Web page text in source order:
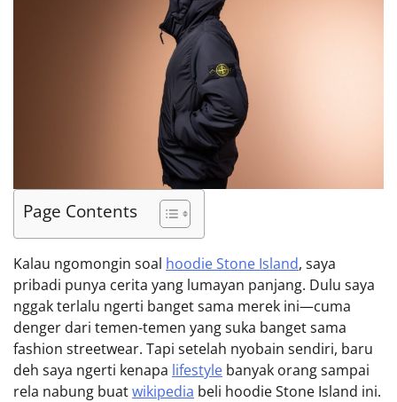
Page Contents
Kalau ngomongin soal hoodie Stone Island, saya
pribadi punya cerita yang lumayan panjang. Dulu saya
nggak terlalu ngerti banget sama merek ini—cuma
denger dari temen-temen yang suka banget sama
fashion streetwear. Tapi setelah nyobain sendiri, baru
deh saya ngerti kenapa lifestyle banyak orang sampai
rela nabung buatwikipedia beli hoodie Stone Island ini.